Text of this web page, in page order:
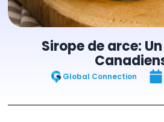
Sirope de arce:
Global Connection